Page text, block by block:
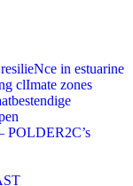
in estuarine
clImate zones
POLDER2C’s